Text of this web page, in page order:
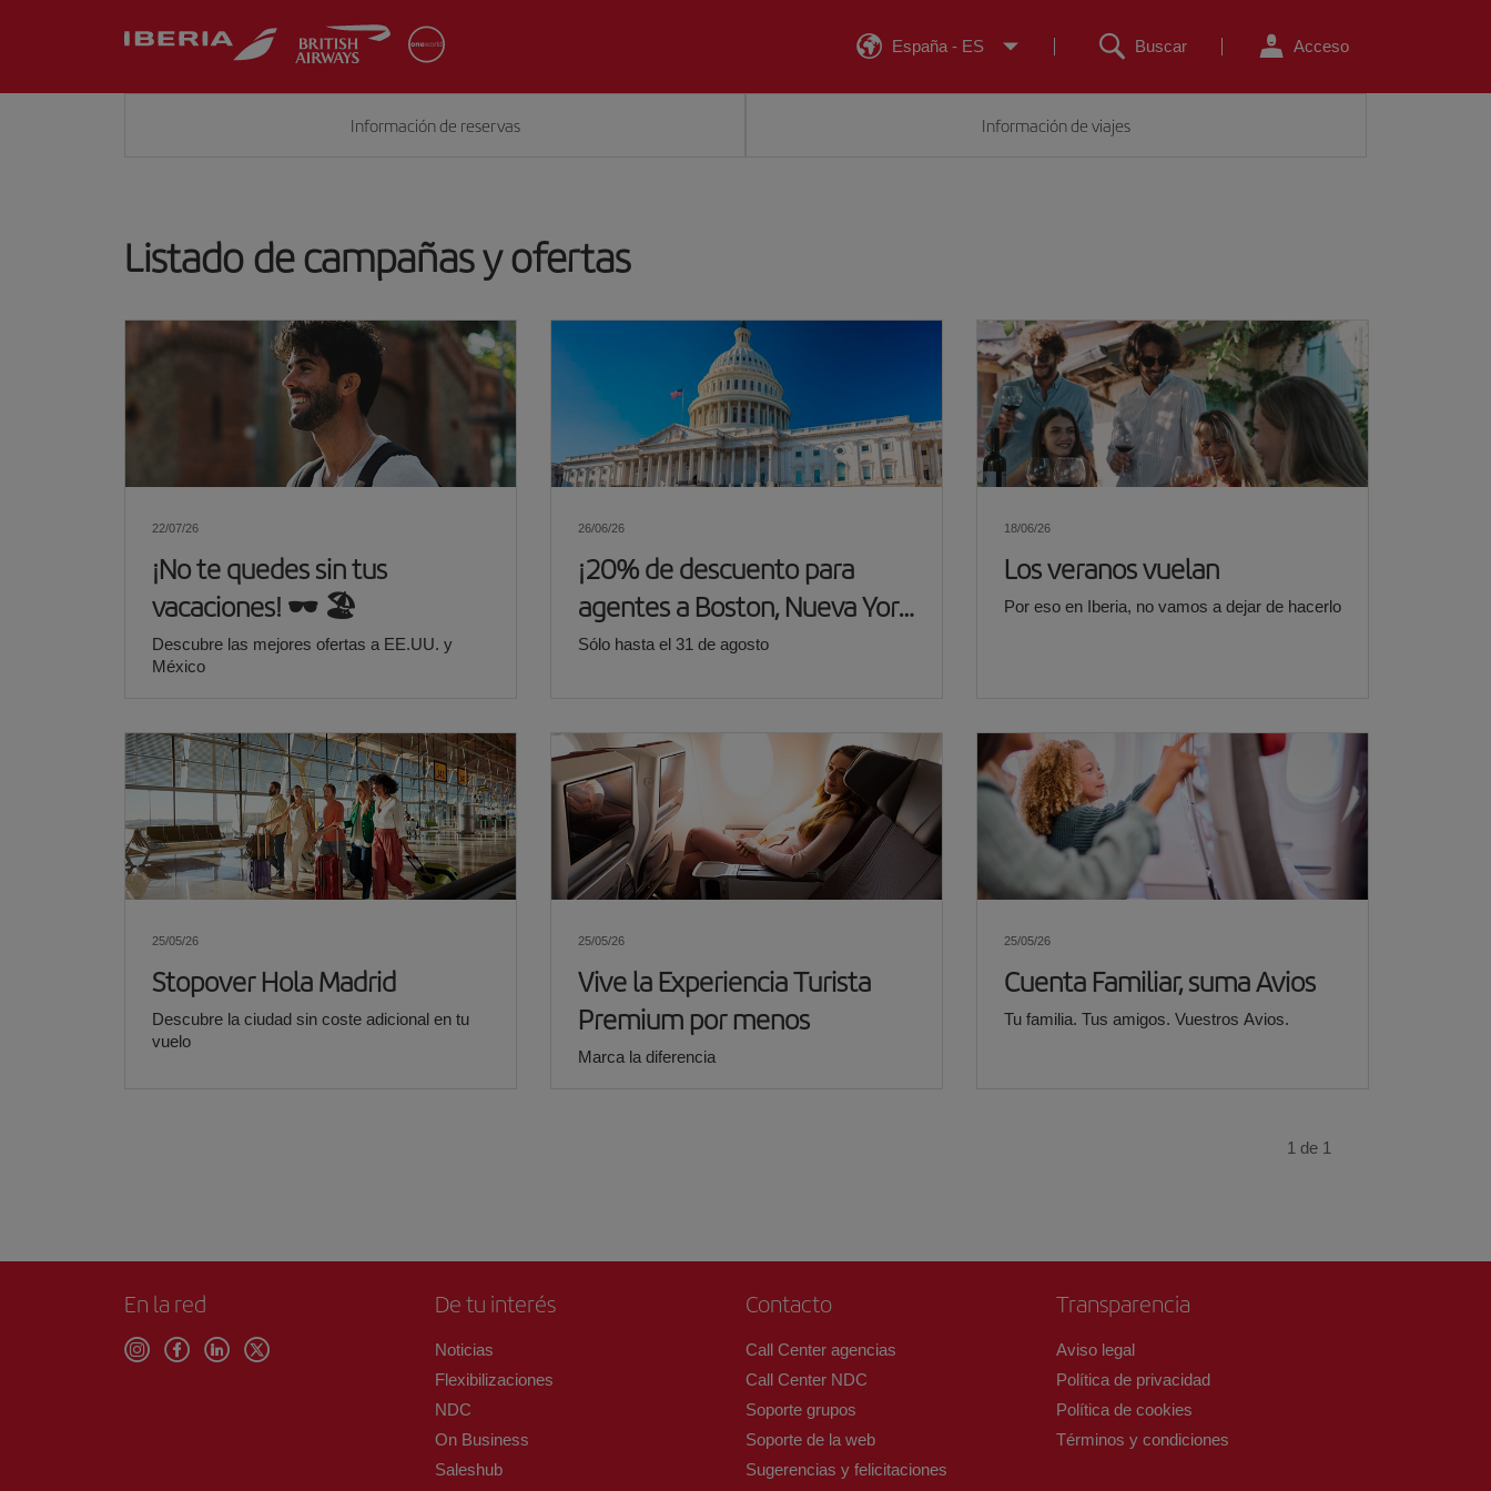
España - ES Buscar Acceso
Información de reservas Información de viajes
Listado de campañas y ofertas
22/07/26
¡No te quedes sin tus
vacaciones!​ 🕶️ 🏖️
Descubre las mejores ofertas a EE.UU. y
México
26/06/26
¡20% de descuento para
agentes a Boston, Nueva York
y Washington!
Sólo hasta el 31 de agosto
18/06/26
Los veranos vuelan
Por eso en Iberia, no vamos a dejar de hacerlo
25/05/26
Stopover Hola Madrid
Descubre la ciudad sin coste adicional en tu
vuelo
25/05/26
Vive la Experiencia Turista
Premium por menos
Marca la diferencia
25/05/26
Cuenta Familiar, suma Avios
Tu familia. Tus amigos. Vuestros Avios.
1 de 1
En la red De tu interés
Noticias
Flexibilizaciones
NDC
On Business
Saleshub
Contacto
Call Center agencias
Call Center NDC
Soporte grupos
Soporte de la web
Sugerencias y felicitaciones
Transparencia
Aviso legal
Política de privacidad
Política de cookies
Términos y condiciones